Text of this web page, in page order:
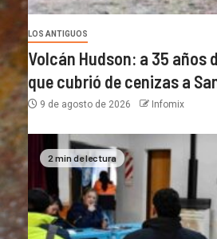
LOS ANTIGUOS
Volcán Hudson: a 35 años
que cubrió de cenizas a
9 de agosto de 2026 Infomix
2 min de lectura